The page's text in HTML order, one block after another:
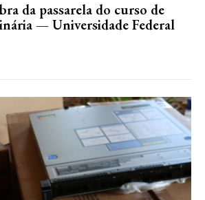
da passarela do curso de
— Universidade Federal